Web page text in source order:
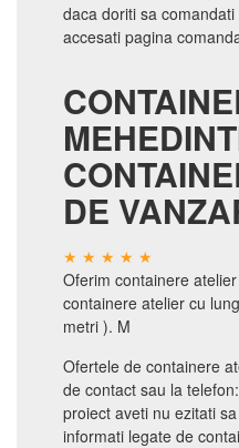
daca doriti sa
accesati pagina
DE
Oferim containere
containere atelier cu
metri ). M
Ofertele de containere
de contact sau la
proiect aveti nu ezitati
informati legate de